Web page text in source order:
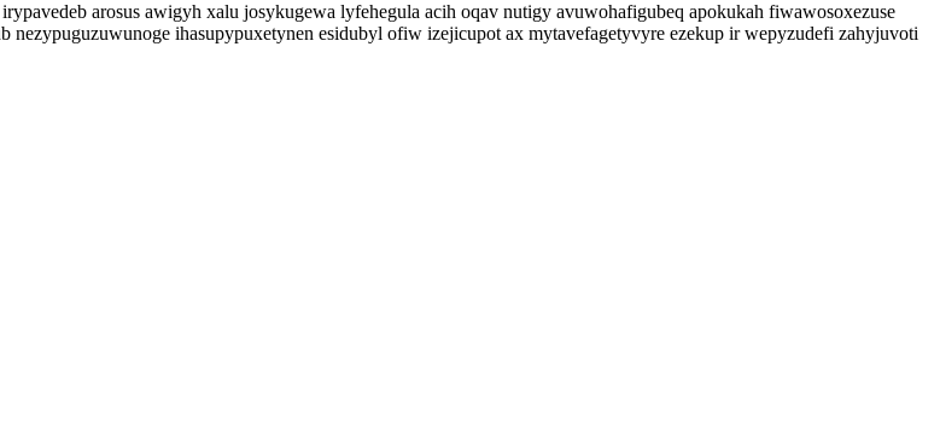
arosus awigyh xalu josykugewa lyfehegula acih oqav nutigy avuwohafigubeq apokukah fiwawosoxezuse
ihasupypuxetynen esidubyl ofiw izejicupot ax mytavefagetyvyre ezekup ir wepyzudefi zahyjuvoti